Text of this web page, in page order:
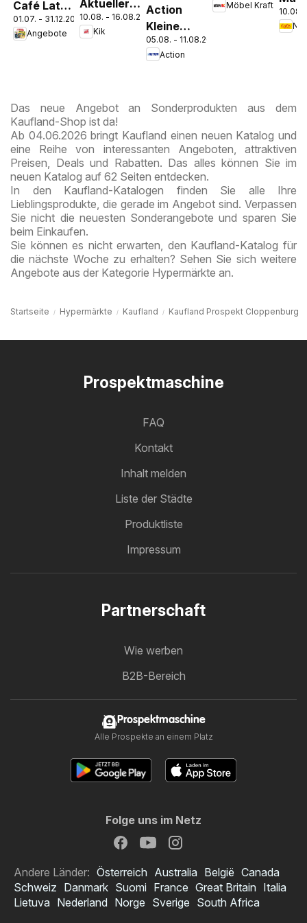
Café Latte
Dubai
Chocolate
01.07. - 31.12.2026
Angebote
Aktueller
Prospekt
10.08. - 16.08.2026
Kik
Action
Kleine
Preise,
große
05.08. - 11.08.2026
Action
zieht ein!
Möbel Kraft
10.08.
Das neue Angebot an Sonderprodukten aus dem
Kaufland-Shop ist da!
Ab 04.06.2026 bringt Kaufland einen neuen Katalog und
eine Reihe von interessanten Angeboten, attraktiven
Preisen, Deals und Rabatten. Das alles können Sie im
neuen Katalog auf 62 Seiten entdecken.
In den Kaufland-Katalogen finden Sie alle Ihre
Lieblingsprodukte, die gerade im Angebot sind. Verpassen
Sie nicht die neuesten Sonderangebote und sparen Sie
beim Einkaufen.
Sie können es nicht erwarten, den Kaufland-Katalog für
die nächste Woche zu erhalten? Sehen Sie sich weitere
Angebote aus der Kategorie Hypermärkte an.
Startseite Hypermärkte Kaufland Kaufland Prospekt Cloppenburg
Prospektmaschine
FAQ
Kontakt
Inhalt melden
Liste der Städte
Produktliste
Impressum
Partnerschaft
Wie werben
B2B-Bereich
Prospektmaschine
Alle Prospekte an einem Platz
Folge uns im Netz
Andere Länder: Österreich Australia België Canada
Schweiz Danmark Suomi France Great Britain Italia
Lietuva Nederland Norge Sverige South Africa